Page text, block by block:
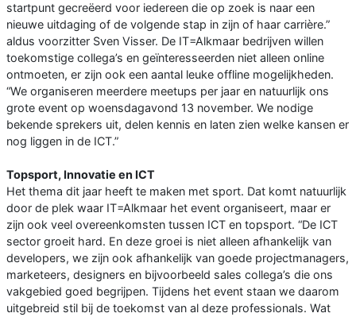
startpunt gecreëerd voor iedereen die op zoek is naar een
nieuwe uitdaging of de volgende stap in zijn of haar carrière.”
aldus voorzitter Sven Visser. De IT=Alkmaar bedrijven willen
toekomstige collega’s en geïnteresseerden niet alleen online
ontmoeten, er zijn ook een aantal leuke offline mogelijkheden.
“We organiseren meerdere meetups per jaar en natuurlijk ons
grote event op woensdagavond 13 november. We nodige
bekende sprekers uit, delen kennis en laten zien welke kansen er
nog liggen in de ICT.”
Topsport, Innovatie en ICT
Het thema dit jaar heeft te maken met sport. Dat komt natuurlijk
door de plek waar IT=Alkmaar het event organiseert, maar er
zijn ook veel overeenkomsten tussen ICT en topsport. “De ICT
sector groeit hard. En deze groei is niet alleen afhankelijk van
developers, we zijn ook afhankelijk van goede projectmanagers,
marketeers, designers en bijvoorbeeld sales collega’s die ons
vakgebied goed begrijpen. Tijdens het event staan we daarom
uitgebreid stil bij de toekomst van al deze professionals. Wat